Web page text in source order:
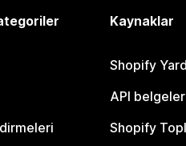
Kaynaklar
Shopify
API
Shopify